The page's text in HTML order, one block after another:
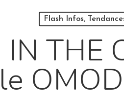
Flash Infos,
IN THE